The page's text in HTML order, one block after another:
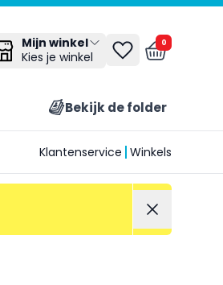
Mijn winkel
Kies je winkel
0
Bekijk de folder
Klantenservice Winkels